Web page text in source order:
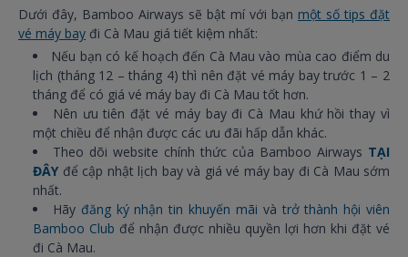
Dưới đây, Bamboo Airways sẽ bật mí với bạn một số tips đặt
vé máy bay đi Cà Mau giá tiết kiệm nhất:
Nếu bạn có kế hoạch đến Cà Mau vào mùa cao điểm du
lịch (tháng 12 – tháng 4) thì nên đặt vé máy bay trước 1 – 2
tháng để có giá vé máy bay đi Cà Mau tốt hơn.
Nên ưu tiên đặt vé máy bay đi Cà Mau khứ hồi thay vì
một chiều để nhận được các ưu đãi hấp dẫn khác.
Theo dõi website chính thức của Bamboo Airways TẠI
ĐÂY để cập nhật lịch bay và giá vé máy bay đi Cà Mau sớm
nhất.
Hãy đăng ký nhận tin khuyến mãi và trở thành hội viên
Bamboo Club để nhận được nhiều quyền lợi hơn khi đặt vé
đi Cà Mau.